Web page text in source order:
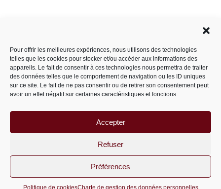
Pour offrir les meilleures expériences, nous utilisons des technologies
telles que les cookies pour stocker et/ou accéder aux informations des
appareils. Le fait de consentir à ces technologies nous permettra de traiter
des données telles que le comportement de navigation ou les ID uniques
sur ce site. Le fait de ne pas consentir ou de retirer son consentement peut
avoir un effet négatif sur certaines caractéristiques et fonctions.
Accepter
Refuser
Préférences
Politique de cookiesCharte de gestion des données personnelles
Catégories